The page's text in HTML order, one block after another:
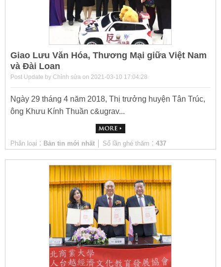
​Giao Lưu Văn Hóa, Thương Mại giữa Việt Nam
và Đài Loan
Post Update by Chỉnh sửa on 2021-03-10 17:04:28
Ngày 29 tháng 4 năm 2018, Thị trưởng huyện Tân Trúc,
ông Khưu Kính Thuần c&ugrav...
Phân loại： Bản tin mới nhất │ Số lần ghé thăm： 437